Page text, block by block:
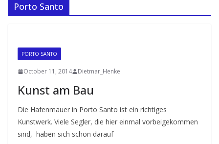
Porto Santo
PORTO SANTO
October 11, 2014 Dietmar_Henke
Kunst am Bau
Die Hafenmauer in Porto Santo ist ein richtiges
Kunstwerk. Viele Segler, die hier einmal vorbeigekommen
sind, haben sich schon darauf